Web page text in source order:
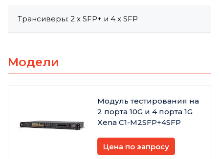
Трансиверы: 2 x SFP+ и 4 x SFP
Модели
Модуль тестирования на
2 порта 10G и 4 порта 1G
Xena C1-M2SFP+4SFP
Цена по запросу